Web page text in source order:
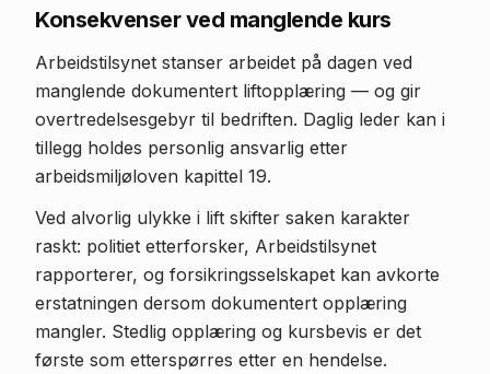
Konsekvenser ved manglende kurs
Arbeidstilsynet stanser arbeidet på dagen ved
manglende dokumentert liftopplæring — og gir
overtredelsesgebyr til bedriften. Daglig leder kan i
tillegg holdes personlig ansvarlig etter
arbeidsmiljøloven kapittel 19.
Ved alvorlig ulykke i lift skifter saken karakter
raskt: politiet etterforsker, Arbeidstilsynet
rapporterer, og forsikringsselskapet kan avkorte
erstatningen dersom dokumentert opplæring
mangler. Stedlig opplæring og kursbevis er det
første som etterspørres etter en hendelse.